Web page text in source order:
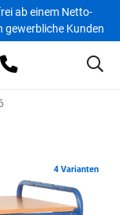
ab einem Netto-
Kunden
4 Varianten